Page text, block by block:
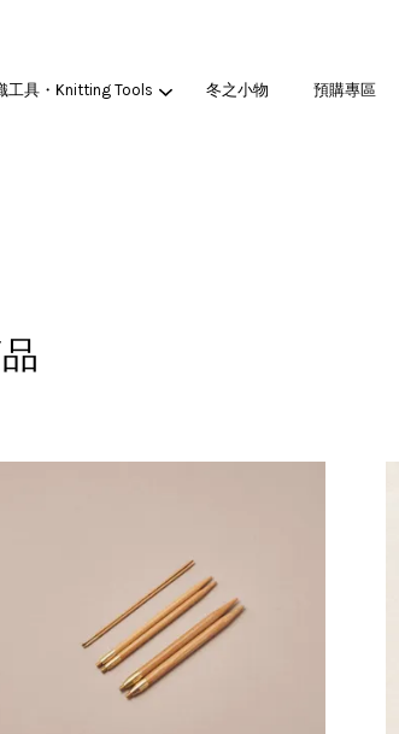
工具・Knitting Tools 冬之小物 預購專區